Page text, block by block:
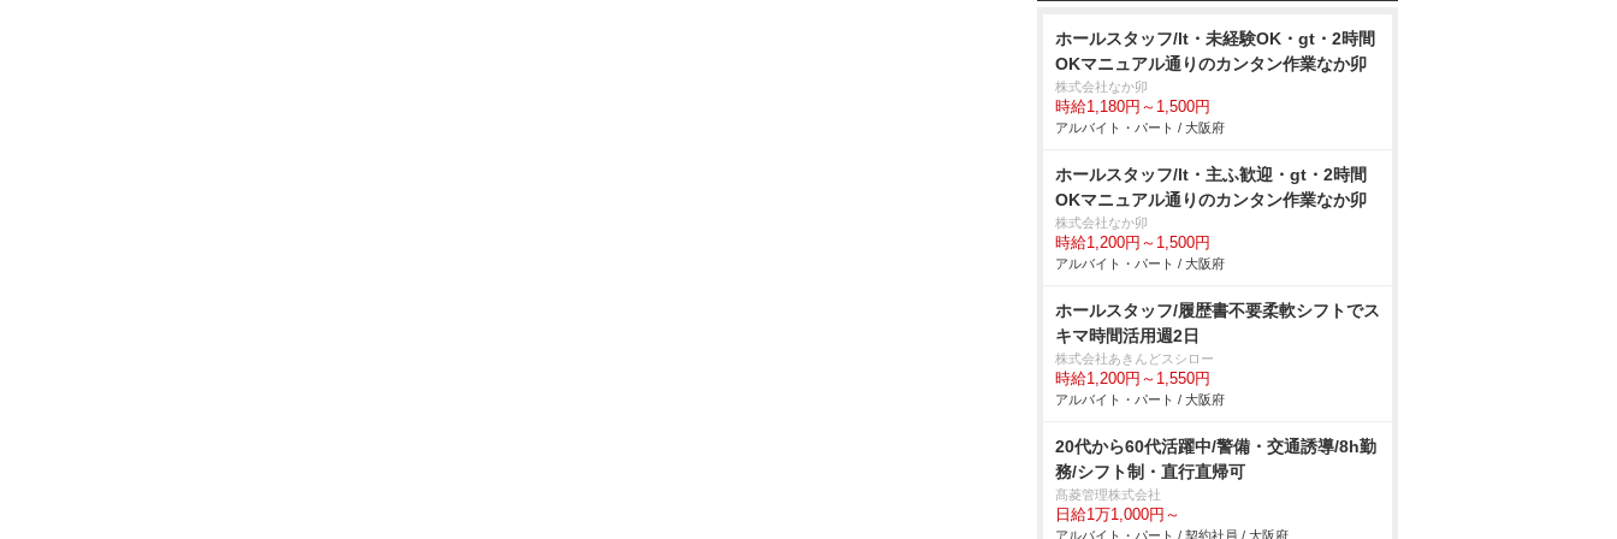
ホールスタッフ/lt・未経験OK・gt・2時間
OKマニュアル通りのカンタン作業なか卯
株式会社なか卯
時給1,180円～1,500円
アルバイト・パート / 大阪府
ホールスタッフ/lt・主ふ歓迎・gt・2時間
OKマニュアル通りのカンタン作業なか卯
株式会社なか卯
時給1,200円～1,500円
アルバイト・パート / 大阪府
ホールスタッフ/履歴書不要柔軟シフトでス
キマ時間活用週2日
株式会社あきんどスシロー
時給1,200円～1,550円
アルバイト・パート / 大阪府
20代から60代活躍中/警備・交通誘導/8h勤
務/シフト制・直行直帰可
髙菱管理株式会社
日給1万1,000円～
アルバイト・パート / 契約社員 / 大阪府